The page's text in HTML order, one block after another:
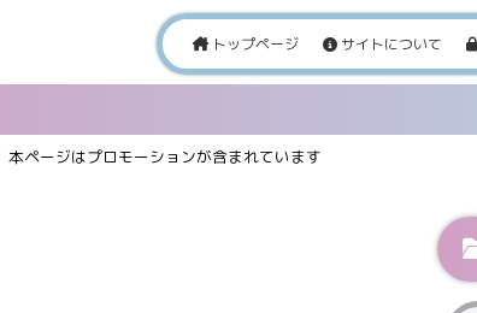
トップページ サイトについて
ページはプロモーションが含まれています